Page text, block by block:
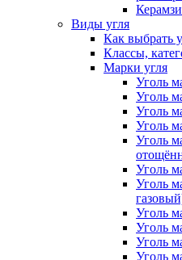
Виды угля
Как выбрать
Классы,
Марки угля
Уголь
Уголь
Уголь
Уголь
Уголь
Уголь
Уголь
Уголь
Уголь
Уголь
Уголь